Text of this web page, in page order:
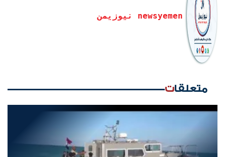
newsyemen نيوزيمن
متعلقات